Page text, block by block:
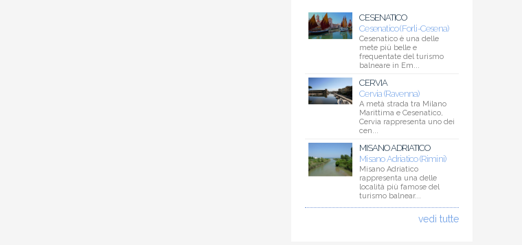
CESENATICO
Cesenatico (Forli-Cesena)
Cesenatico è una delle
mete più belle e
frequentate del turismo
balneare in Em...
CERVIA
Cervia (Ravenna)
A metà strada tra Milano
Marittima e Cesenatico,
Cervia rappresenta uno dei
cen...
MISANO ADRIATICO
Misano Adriatico (Rimini)
Misano Adriatico
rappresenta una delle
località più famose del
turismo balnear...
vedi tutte